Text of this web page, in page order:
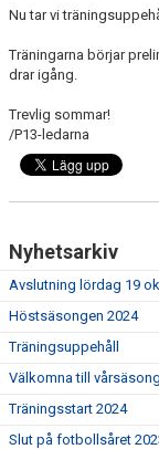
Nu tar vi
Träningarna börjar
drar igång.
Trevlig sommar!
/P13-ledarna
Nyhetsarkiv
Avslutning lördag 19
Höstsäsongen 2024
Träningsuppehåll
Välkomna till
Träningsstart 2024
Slut på fotbollsåret